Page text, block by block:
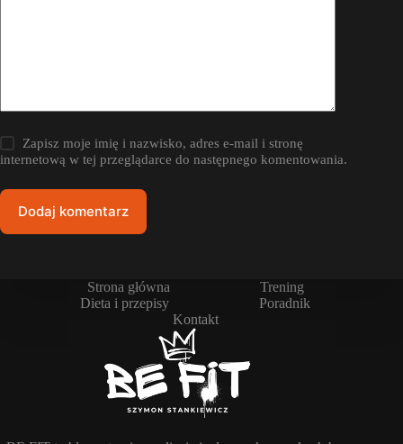
Zapisz moje imię i nazwisko, adres e-mail i stronę
internetową w tej przeglądarce do następnego komentowania.
Dodaj komentarz
Strona główna
Trening
Dieta i przepisy
Poradnik
Kontakt